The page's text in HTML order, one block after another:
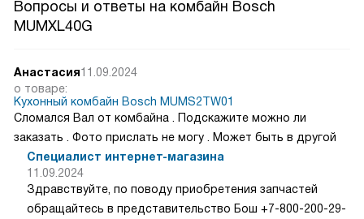
Вопросы и ответы на комбайн Bosch
MUMXL40G
Анастасия11.09.2024
о товаре:
Кухонный комбайн Bosch MUMS2TW01
Сломался Вал от комбайна . Подскажите можно ли
заказать . Фото прислать не могу . Может быть в другой
Специалист интернет-магазина
11.09.2024
Здравствуйте, по поводу приобретения запчастей
обращайтесь в представительство Бош +7-800-200-29-